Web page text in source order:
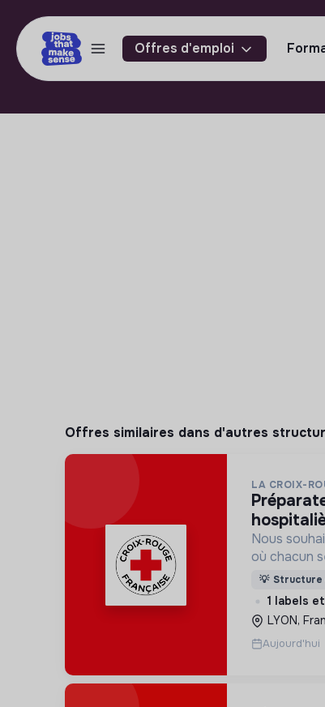
Offres d'emploi
Offres similaires dans d'autres
LA CROIX-
préparateur en pharmacie
Nous
où chacun
Pour cela,
des lieux
adaptés à
💡 Structure
1 labels
LYON,
Aujourd'hui